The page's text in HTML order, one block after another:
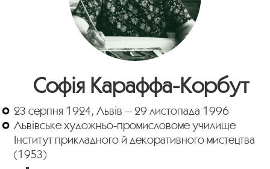
Софія Караффа-Корбут
23 серпня 1924, Львів — 29 листопада 1996
Львівське художньо-промисловоме училище
Інститут прикладного й декоративного мистецтва
(1953)